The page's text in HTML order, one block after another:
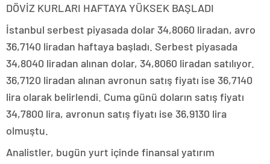
DÖVİZ KURLARI HAFTAYA YÜKSEK BAŞLADI
İstanbul serbest piyasada dolar 34,8060 liradan, avro
36,7140 liradan haftaya başladı. Serbest piyasada
34,8040 liradan alınan dolar, 34,8060 liradan satılıyor.
36,7120 liradan alınan avronun satış fiyatı ise 36,7140
lira olarak belirlendi. Cuma günü doların satış fiyatı
34,7800 lira, avronun satış fiyatı ise 36,9130 lira
olmuştu.
Analistler, bugün yurt içinde finansal yatırım